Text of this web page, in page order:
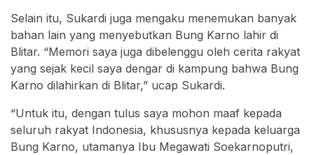
Selain itu, Sukardi juga mengaku menemukan banyak
bahan lain yang menyebutkan Bung Karno lahir di
Blitar. “Memori saya juga dibelenggu oleh cerita rakyat
yang sejak kecil saya dengar di kampung bahwa Bung
Karno dilahirkan di Blitar,” ucap Sukardi.
“Untuk itu, dengan tulus saya mohon maaf kepada
seluruh rakyat Indonesia, khususnya kepada keluarga
Bung Karno, utamanya Ibu Megawati Soekarnoputri,